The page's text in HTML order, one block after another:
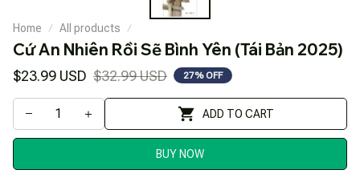
Home All products
Cứ An Nhiên Rồi Sẽ Bình Yên (Tái Bản 2025)
$23.99 USD $32.99 USD 27% OFF
ADD TO CART
BUY NOW